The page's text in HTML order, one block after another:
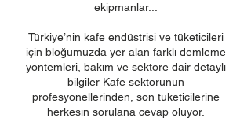
ekipmanlar...
Türkiye’nin kafe endüstrisi ve tüketicileri
için bloğumuzda yer alan farklı demleme
yöntemleri, bakım ve sektöre dair detaylı
bilgiler Kafe sektörünün
profesyonellerinden, son tüketicilerine
herkesin sorulana cevap oluyor.